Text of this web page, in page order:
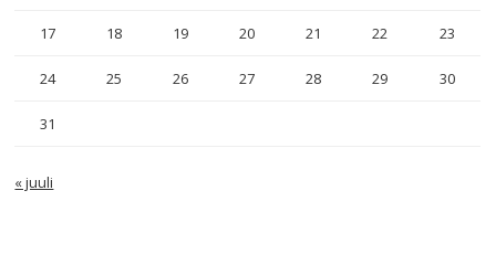
17 18 19 20 21 22 23
24 25 26 27 28 29 30
31
« juuli